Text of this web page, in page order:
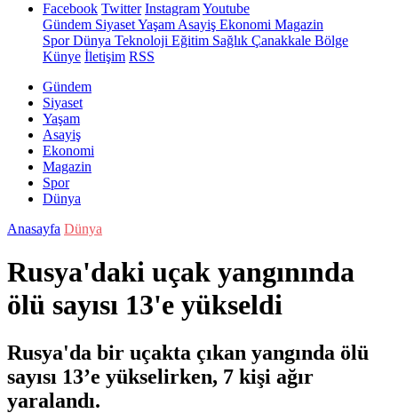
Facebook Twitter InstagramYoutube
Gündem SiyasetYaşam Asayiş Ekonomi Magazin
SporDünya Teknoloji Eğitim Sağlık Çanakkale Bölge
Künye İletişim RSS
Gündem
Siyaset
Yaşam
Asayiş
Ekonomi
Magazin
Spor
Dünya
Anasayfa Dünya
Rusya'daki uçak yangınında
ölü sayısı 13'e yükseldi
Rusya'da bir uçakta çıkan yangında ölü
sayısı 13’e yükselirken, 7 kişi ağır
yaralandı.